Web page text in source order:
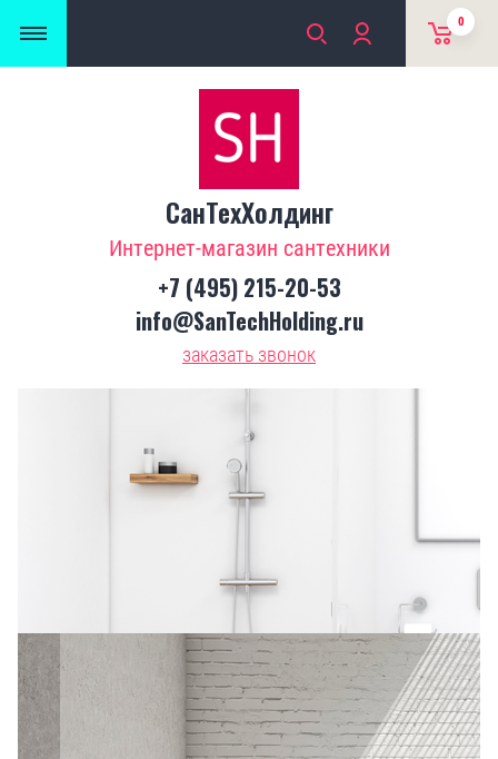
0
СанТехХолдинг
Интернет-магазин сантехники
+7 (495) 215-20-53
info@SanTechHolding.ru
заказать звонок